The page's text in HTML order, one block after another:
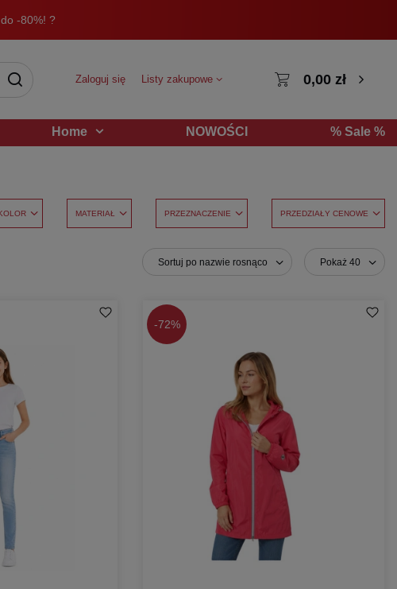
-80%! ?
Zaloguj się Listy zakupowe 0,00 zł
Home NOWOŚCI % Sale %
MATERIAŁ PRZEZNACZENIE PRZEDZIAŁY CENOWE
Sortuj po nazwie rosnąco Pokaż 40
-72%